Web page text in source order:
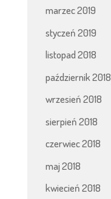
marzec 2019
styczeń 2019
listopad 2018
październik 2018
wrzesień 2018
sierpień 2018
czerwiec 2018
maj 2018
kwiecień 2018